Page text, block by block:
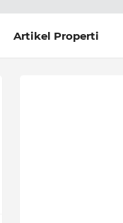
Artikel Properti